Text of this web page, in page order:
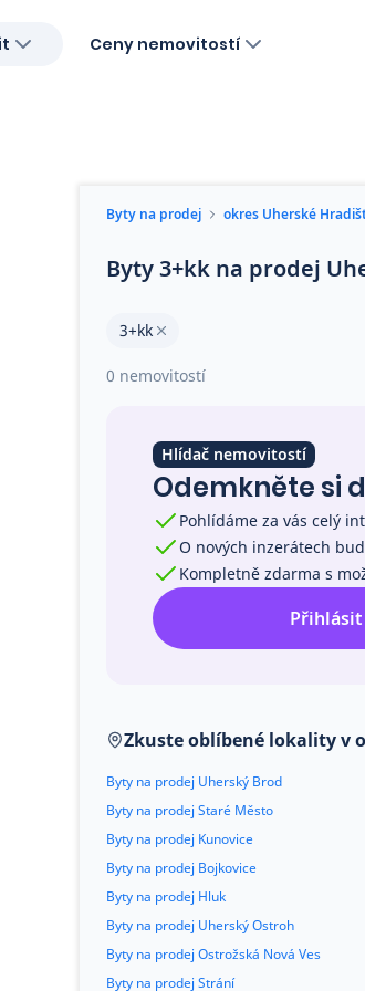
Ceny nemovitostí
Byty na prodej okres Uherské
Byty 3+kk na prodej
3+kk
0 nemovitostí
Hlídač nemovitostí
Odemkněte si
Pohlídáme za vás celý
O nových inzerátech
Kompletně zdarma s
Přihlásit
Zkuste oblíbené lokality v
Byty na prodej Uherský Brod
Byty na prodej Staré Město
Byty na prodej Kunovice
Byty na prodej Bojkovice
Byty na prodej Hluk
Byty na prodej Uherský Ostroh
Byty na prodej Ostrožská Nová Ves
Byty na prodej Strání